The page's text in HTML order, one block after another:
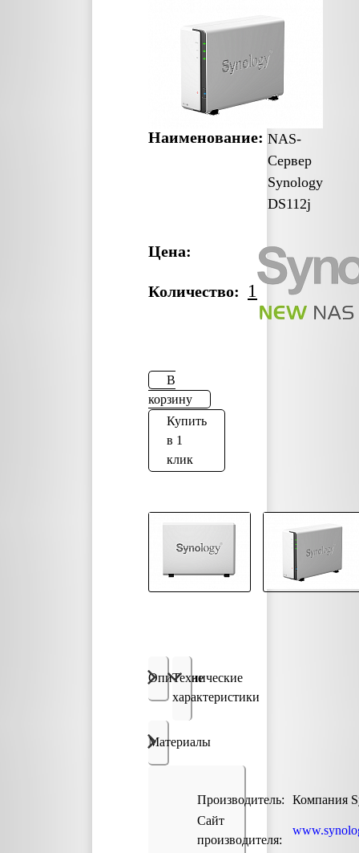
Наименование: NAS-
Сервер
Synology
DS112j
Цена:
Количество: 1
В
корзину
Купить
в 1
клик
Описание
Технические
характеристики
Материалы
Производитель:
Компания
Сайт
производителя: